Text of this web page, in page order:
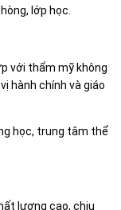
lớp học.
với thẩm mỹ không
hành chính và giáo
học, trung tâm thể
lượng cao, chịu